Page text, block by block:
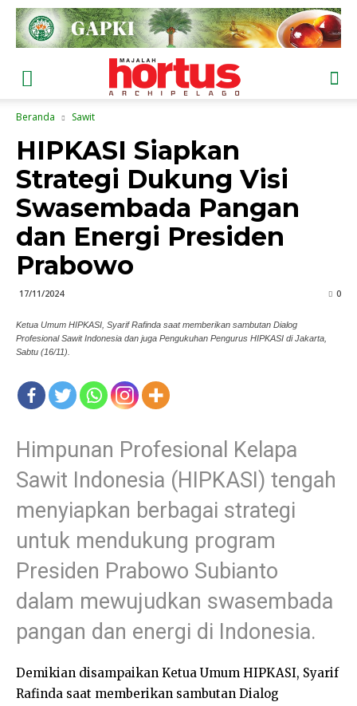
Beranda Sawit
HIPKASI Siapkan
Strategi Dukung Visi
Swasembada Pangan
dan Energi Presiden
Prabowo
17/11/2024 0
Ketua Umum HIPKASI, Syarif Rafinda saat memberikan sambutan Dialog
Profesional Sawit Indonesia dan juga Pengukuhan Pengurus HIPKASI di Jakarta,
Sabtu (16/11).
Himpunan Profesional Kelapa
Sawit Indonesia (HIPKASI) tengah
menyiapkan berbagai strategi
untuk mendukung program
Presiden Prabowo Subianto
dalam mewujudkan swasembada
pangan dan energi di Indonesia.
Demikian disampaikan Ketua Umum HIPKASI, Syarif
Rafinda saat memberikan sambutan Dialog